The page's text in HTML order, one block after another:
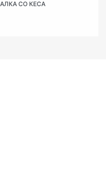
СО КЕСА